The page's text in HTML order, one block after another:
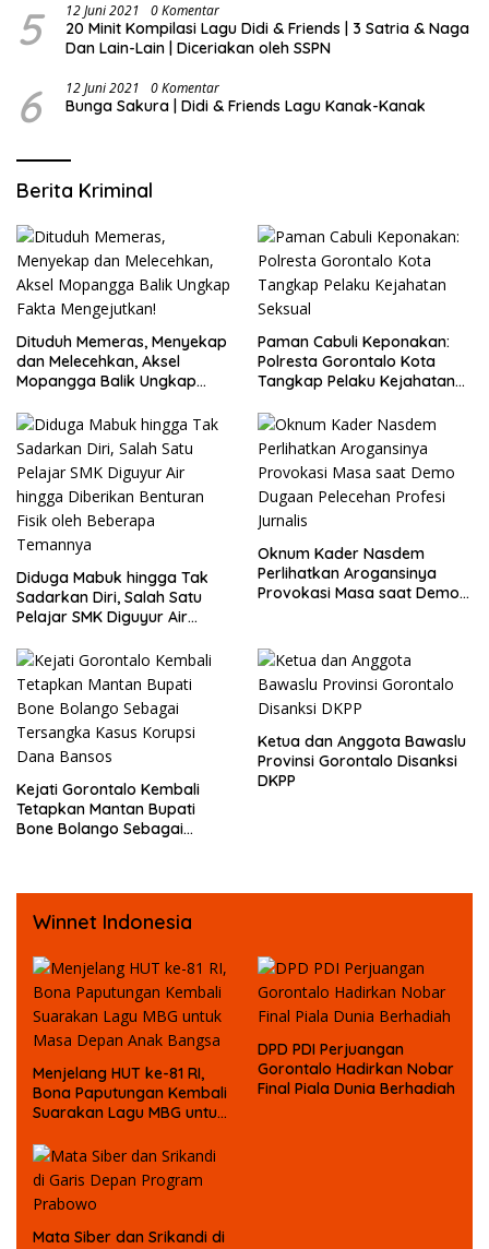
5 12 Juni 2021 0 Komentar
20 Minit Kompilasi Lagu Didi & Friends | 3 Satria & Naga
Dan Lain-Lain | Diceriakan oleh SSPN
6 12 Juni 2021 0 Komentar
Bunga Sakura | Didi & Friends Lagu Kanak-Kanak
Berita Kriminal
Dituduh Memeras, Menyekap
dan Melecehkan, Aksel
Mopangga Balik Ungkap
Paman Cabuli Keponakan:
Polresta Gorontalo Kota
Tangkap Pelaku Kejahatan
Diduga Mabuk hingga Tak
Sadarkan Diri, Salah Satu
Pelajar SMK Diguyur Air
Fisik oleh Beberapa
Temannya
Oknum Kader Nasdem
Perlihatkan Arogansinya
Provokasi Masa saat Demo
Kejati Gorontalo Kembali
Tetapkan Mantan Bupati
Bone Bolango Sebagai
Ketua dan Anggota Bawaslu
Provinsi Gorontalo Disanksi
DKPP
Winnet Indonesia
Menjelang HUT ke-81 RI,
Bona Paputungan Kembali
Suarakan Lagu MBG untuk
DPD PDI Perjuangan
Gorontalo Hadirkan Nobar
Final Piala Dunia Berhadiah
Mata Siber dan Srikandi di